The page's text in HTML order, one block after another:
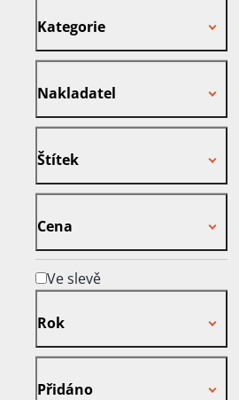
Kategorie
Nakladatel
Štítek
Cena
Ve slevě
Rok
Přidáno